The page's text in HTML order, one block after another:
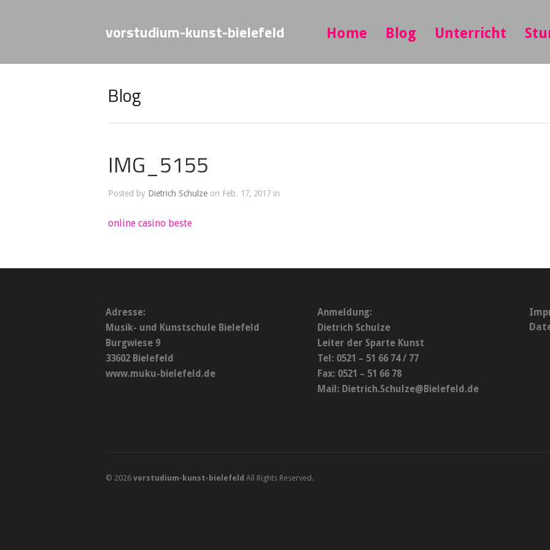
vorstudium-kunst-bielefeld Home Blog Unterricht
Blog
IMG_5155
Posted by Dietrich Schulze on Feb. 17, 2017 in
online casino beste
Adresse:
Musik- und Kunstschule Bielefeld
Burgwiese 9
33602 Bielefeld
www.muku-bielefeld.de
Anmeldung:
Dietrich Schulze
Leiter der Sparte Kunst
Tel: 0521 – 51 66 74 / 77
Fax: 0521 – 51 66 78
Mail: Dietrich.Schulze@Bielefeld.de
© 2026 vorstudium-kunst-bielefeld All Rights Reserved.